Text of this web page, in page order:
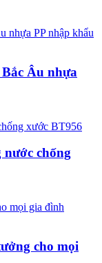
Âu nhựa
chống
cho mọi